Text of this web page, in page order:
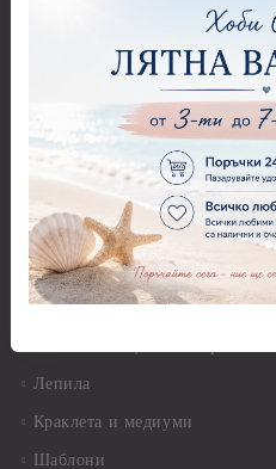
Фина оризова декупажна
29.см. - 28гр.
Декупажна хартия - Други
Антични пасти
Вакс пасти
Грунд, Основи, Релефни
пасти
Варак, Шлак метал, Фолио,
Пантна
Лепила
Краклета и медиуми
Шаблони